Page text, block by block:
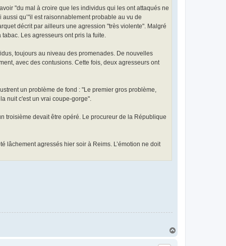
"du mal à croire que les individus qui les ont attaqués ne
qu’"il est raisonnablement probable au vu de
décrit par ailleurs une agression "très violente". Malgré
Les agresseurs ont pris la fuite.
toujours au niveau des promenades. De nouvelles
avec des contusions. Cette fois, deux agresseurs ont
un problème de fond : "Le premier gros problème,
nuit c'est un vrai coupe-gorge".
troisième devait être opéré. Le procureur de la République
lâchement agressés hier soir à Reims. L’émotion ne doit